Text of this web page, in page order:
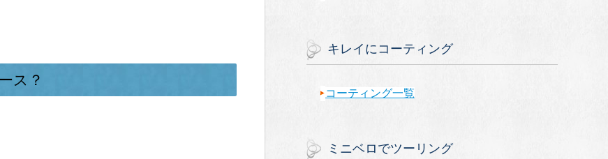
ス？
キレイにコーティング
コーティング一覧
ミニベロでツーリング